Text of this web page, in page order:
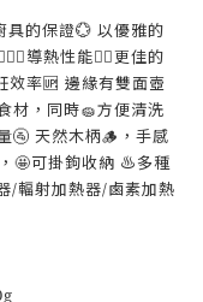
的保證💮 以優雅的
導熱性能❤‍🔥更佳的
效率🆙 邊緣有雙面壺
材，同時🧽方便清洗
🚰 天然木柄🪵，手感
🤩可掛鉤收納 ♨多種
/輻射加熱器/鹵素加熱